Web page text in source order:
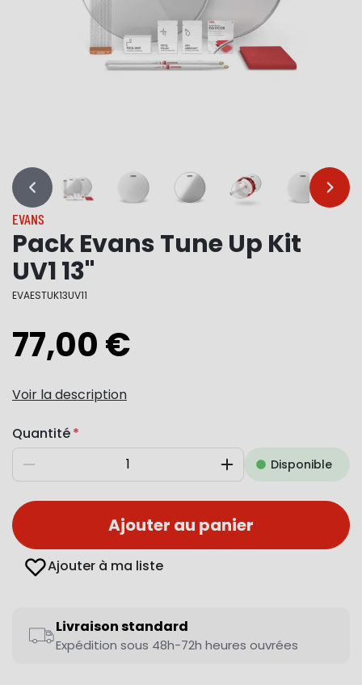
… …
EVANS
Pack Evans Tune Up Kit
UV1 13"
EVAESTUK13UV11
77,00 €
Voir la description
Quantité
Diminuer AugmenterDisponible
Ajouter au panier
Ajouter à ma liste
Livraison standard
Expédition sous 48h-72h heures ouvrées